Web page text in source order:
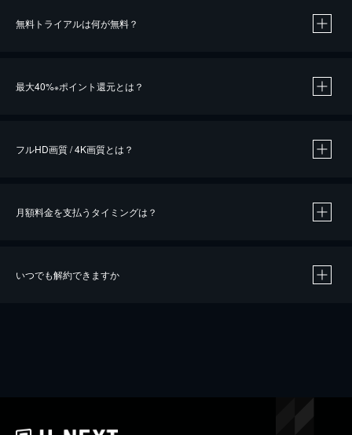
無料トライアルは何が無料？
最大40%※ポイント還元とは？
※40％ポイント還元の対象は、クレジットカード決済による作品の購入 / レンタルです。
iOSアプリのUコイン決済による作品の購入 / レンタルは、20％のポイント還元です。
フルHD画質 / 4K画質とは？
月額料金を支払うタイミングは？
いつでも解約できますか